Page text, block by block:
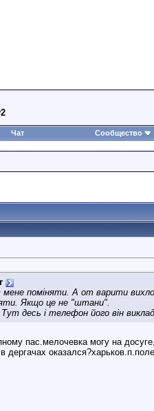
Чат Сообщество
поміняти. А от варити
Якщо це не "штани".
десь і телефон його він
пас.мелочевка могу на
дергачах